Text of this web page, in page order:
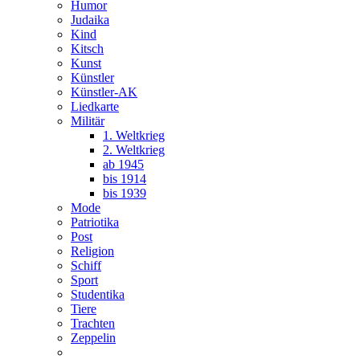
Humor
Judaika
Kind
Kitsch
Kunst
Künstler
Künstler-AK
Liedkarte
Militär
1. Weltkrieg
2. Weltkrieg
ab 1945
bis 1914
bis 1939
Mode
Patriotika
Post
Religion
Schiff
Sport
Studentika
Tiere
Trachten
Zeppelin